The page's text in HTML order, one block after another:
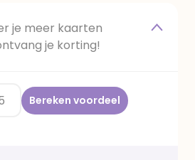
je meer kaarten
je korting!
Bereken voordeel